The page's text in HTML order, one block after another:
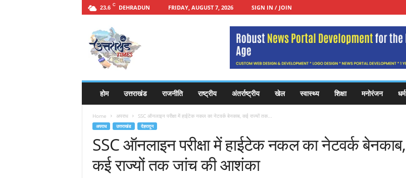
23.6 C DEHRADUN FRIDAY, AUGUST 7, 2026 SIGN IN / JOIN
होम उत्तराखंड राजनीति राष्ट्रीय अंतर्राष्ट्रीय खेल स्वास्थ्य शिक्षा मनोरंजन धर्म
Home अपराध SSC ऑनलाइन परीक्षा में हाईटेक नकल का नेटवर्क बेनकाब, कई राज्यों तक...
अपराध उत्तराखंड देहरादून
SSC ऑनलाइन परीक्षा में हाईटेक नकल का नेटवर्क बेनकाब,
कई राज्यों तक जांच की आशंका